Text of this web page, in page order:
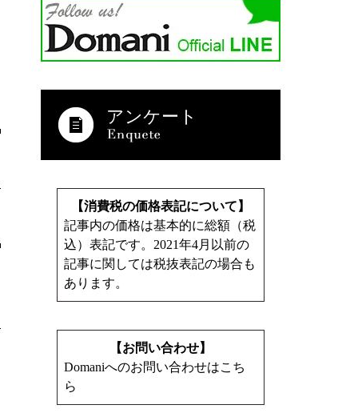
アンケート
【消費税の価格表記について】
記事内の価格は基本的に総額（税
込）表記です。2021年4月以前の
記事に関しては税抜表記の場合も
あります。
【お問い合わせ】
Domaniへのお問い合わせはこち
ら